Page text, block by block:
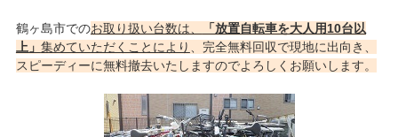
鶴ヶ島市でのお取り扱い台数は、
「放置自転車を大人用10台以
上」 集めていただくことにより 、完全無料回収で現地に出向き、
スピーディーに無料撤去いたしますのでよろしくお願いします。